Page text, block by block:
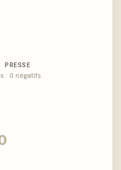
PRESSE
· 0 négatifs